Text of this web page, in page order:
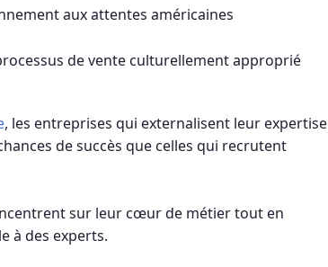
aux attentes américaines
de vente culturellement approprié
, les entreprises qui externalisent leur expertise
de succès que celles qui recrutent
sur leur cœur de métier tout en
à des experts.